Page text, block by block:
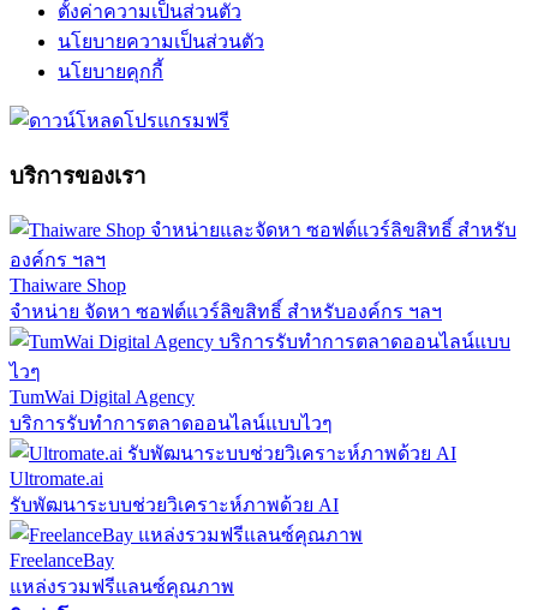
ตั้งค่าความเป็นส่วนตัว
นโยบายความเป็นส่วนตัว
นโยบายคุกกี้
บริการของเรา
Thaiware Shop
จำหน่าย จัดหา ซอฟต์แวร์ลิขสิทธิ์ สำหรับองค์กร ฯลฯ
TumWai Digital Agency
บริการรับทำการตลาดออนไลน์แบบไวๆ
Ultromate.ai
รับพัฒนาระบบช่วยวิเคราะห์ภาพด้วย AI
FreelanceBay
แหล่งรวมฟรีแลนซ์คุณภาพ